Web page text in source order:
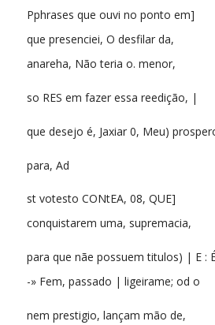
Pphrases que ouvi no ponto em]
que presenciei, O desfilar da,
anareha, Não teria o. menor,
so RES em fazer essa reedição, |
que desejo é, Jaxiar 0, Meu)
para, Ad
st votesto CONtEA, 08, QUE]
conquistarem uma, supremacia,
para que nãe possuem titulos) | E :
-» Fem, passado | ligeirame; od o
nem prestigio, lançam mão de,